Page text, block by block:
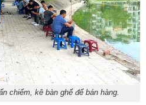
chiếm, kê bàn ghế để bán hàng.